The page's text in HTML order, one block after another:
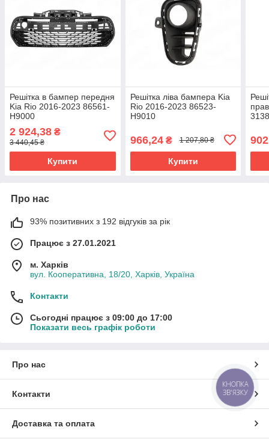
Решітка в бампер передня
Kia Rio 2016-2023 86561-
H9000
2 924,38 ₴
3 440,45 ₴
Купити
Решітка ліва бампера Kia
Rio 2016-2023 86523-
H9010
966,24₴ 1 207,80 ₴
Купити
Про нас
93% позитивних з 192 відгуків за рік
Працює з 27.01.2021
м. Харків
вул. Кооперативна, 18/20, Харків, Україна
Контакти
Сьогодні працює з 09:00 до 17:00
Показати весь графік роботи
Про нас
Контакти
Доставка та оплата
КНОПКА
ЗВ'ЯЗКУ